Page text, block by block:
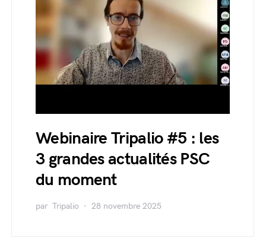
Webinaire Tripalio #5 : les
3 grandes actualités PSC
du moment
par Tripalio 28 novembre 2025